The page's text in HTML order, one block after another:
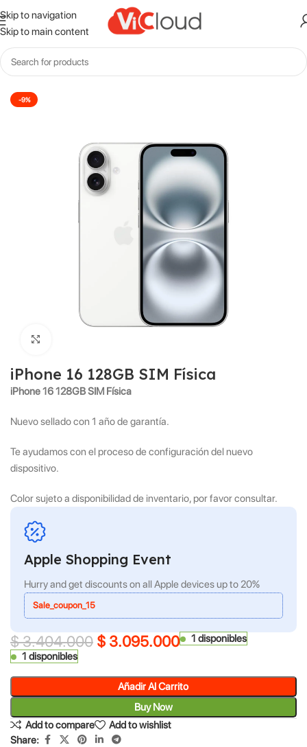
Skip to navigation
Skip to main content
Inicio Iphone
-9%
iPhone 16 128GB SIM Física
iPhone 16 128GB SIM Física
Nuevo sellado con 1 año de garantía.
Te ayudamos con el proceso de configuración del nuevo
dispositivo.
Color sujeto a disponibilidad de inventario, por favor consultar.
Apple Shopping Event
Hurry and get discounts on all Apple devices up to 20%
Sale_coupon_15
$3.404.000 $ 3.095.000
1 disponibles
1 disponibles
Añadir Al Carrito
Buy Now
Add to compare
Add to wishlist
Share: